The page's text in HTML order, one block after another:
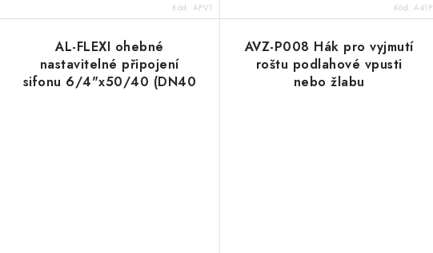
Kód: APV1 Kód:A41P
AL-FLEXI ohebné
nastavitelné připojení
sifonu 6/4"x50/40 (DN40
AVZ-P008 Hák pro vyjmutí
roštu podlahové vpusti
nebo žlabu